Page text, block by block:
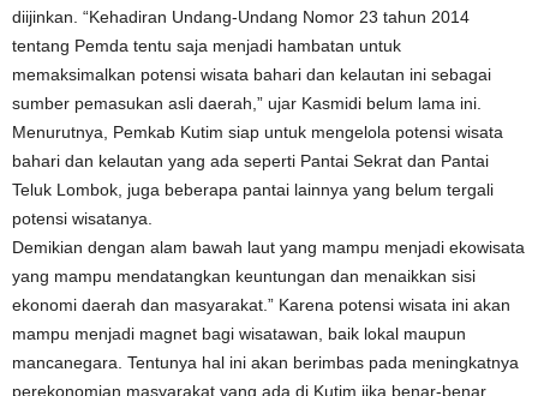
diijinkan. “Kehadiran Undang-Undang Nomor 23 tahun 2014
tentang Pemda tentu saja menjadi hambatan untuk
memaksimalkan potensi wisata bahari dan kelautan ini sebagai
sumber pemasukan asli daerah,” ujar Kasmidi belum lama ini.
Menurutnya, Pemkab Kutim siap untuk mengelola potensi wisata
bahari dan kelautan yang ada seperti Pantai Sekrat dan Pantai
Teluk Lombok, juga beberapa pantai lainnya yang belum tergali
potensi wisatanya.
Demikian dengan alam bawah laut yang mampu menjadi ekowisata
yang mampu mendatangkan keuntungan dan menaikkan sisi
ekonomi daerah dan masyarakat.” Karena potensi wisata ini akan
mampu menjadi magnet bagi wisatawan, baik lokal maupun
mancanegara. Tentunya hal ini akan berimbas pada meningkatnya
perekonomian masyarakat yang ada di Kutim jika benar-benar